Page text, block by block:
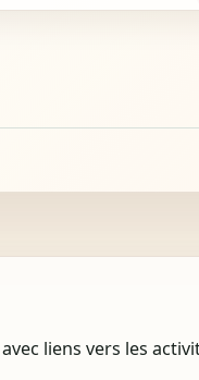
liens vers les